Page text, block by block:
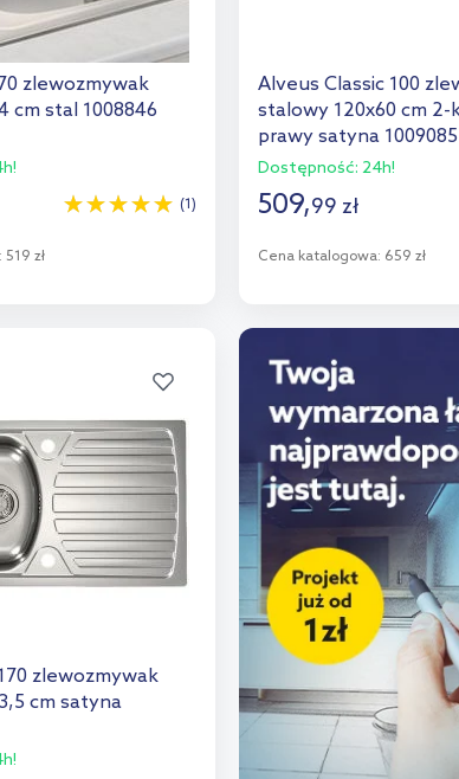
zlewozmywak
cm stal 1008846
519 zł
(1)
do porównania
Alveus Classic 100
stalowy 120x60 cm 2-
prawy satyna 1009085
Dostępność: 24h!
509,99 zł
Cena katalogowa: 659 zł
Dodaj do
zlewozmywak
cm satyna